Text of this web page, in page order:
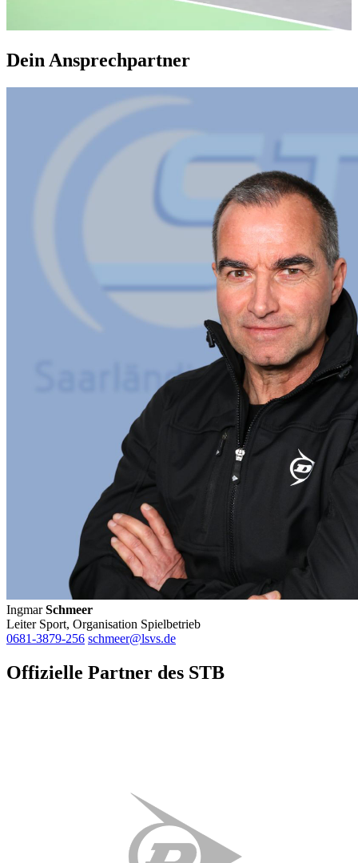
Dein Ansprechpartner
IngmarSchmeer
Leiter Sport, Organisation Spielbetrieb
0681-3879-256 schmeer@lsvs.de
Offizielle Partner des STB